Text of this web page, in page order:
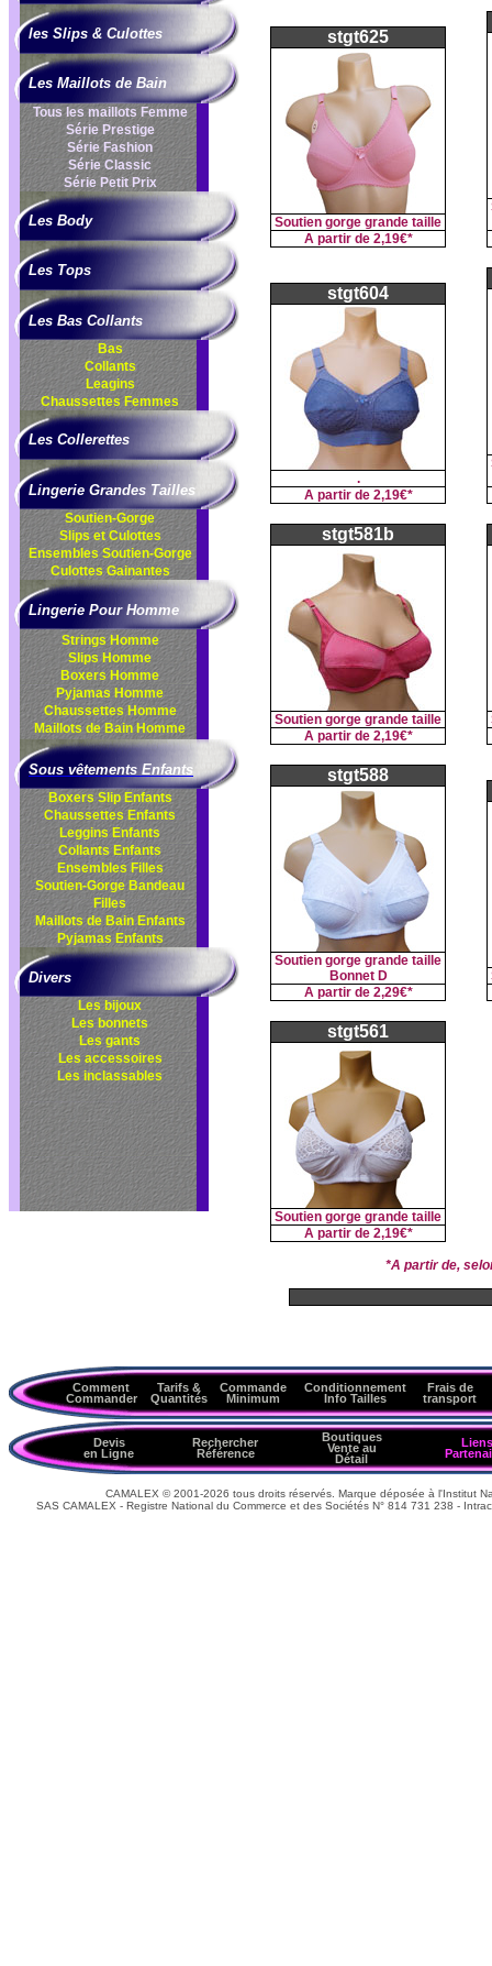
les Slips & Culottes
Les Maillots de Bain
Tous les maillots Femme
Série Prestige
Série Fashion
Série Classic
Série Petit Prix
Les Body
Les Tops
Les Bas Collants
Bas
Collants
Leagins
Chaussettes Femmes
Les Collerettes
Lingerie Grandes Tailles
Soutien-Gorge
Slips et Culottes
EnsemblesSoutien-Gorge
CulottesGainantes
Lingerie Pour Homme
Strings Homme
Slips Homme
Boxers Homme
Pyjamas Homme
Chaussettes Homme
Maillots de Bain Homme
Sous vêtements Enfants
Boxers Slip Enfants
Chaussettes Enfants
Leggins Enfants
Collants Enfants
Ensembles Filles
Soutien-Gorge Bandeau
Filles
Maillots de Bain Enfants
Pyjamas Enfants
Divers
Les bijoux
Les bonnets
Les gants
Les accessoires
Les inclassables
stgt625
Soutien gorge grande taille
A partir de 2,19€*
stgt604
.
A partir de 2,19€*
stgt581b
Soutien gorge grande taille
A partir de 2,19€*
stgt588
Soutien gorge grande taille
Bonnet D
A partir de 2,29€*
stgt561
Soutien gorge grande taille
A partir de 2,19€*
*A partir de,
Comment
Commander
Tarifs &
Quantités
Commande
Minimum
Conditionnement
Info Tailles
Frais de
transport
Devis
en Ligne
Rechercher
Référence
Boutiques
Vente au
Détail
Liens
CAMALEX © 2001-2026 tous droits réservés. Marque déposée à l'Institut
SAS CAMALEX - Registre National du Commerce et des Sociétés N° 814 731 238 -